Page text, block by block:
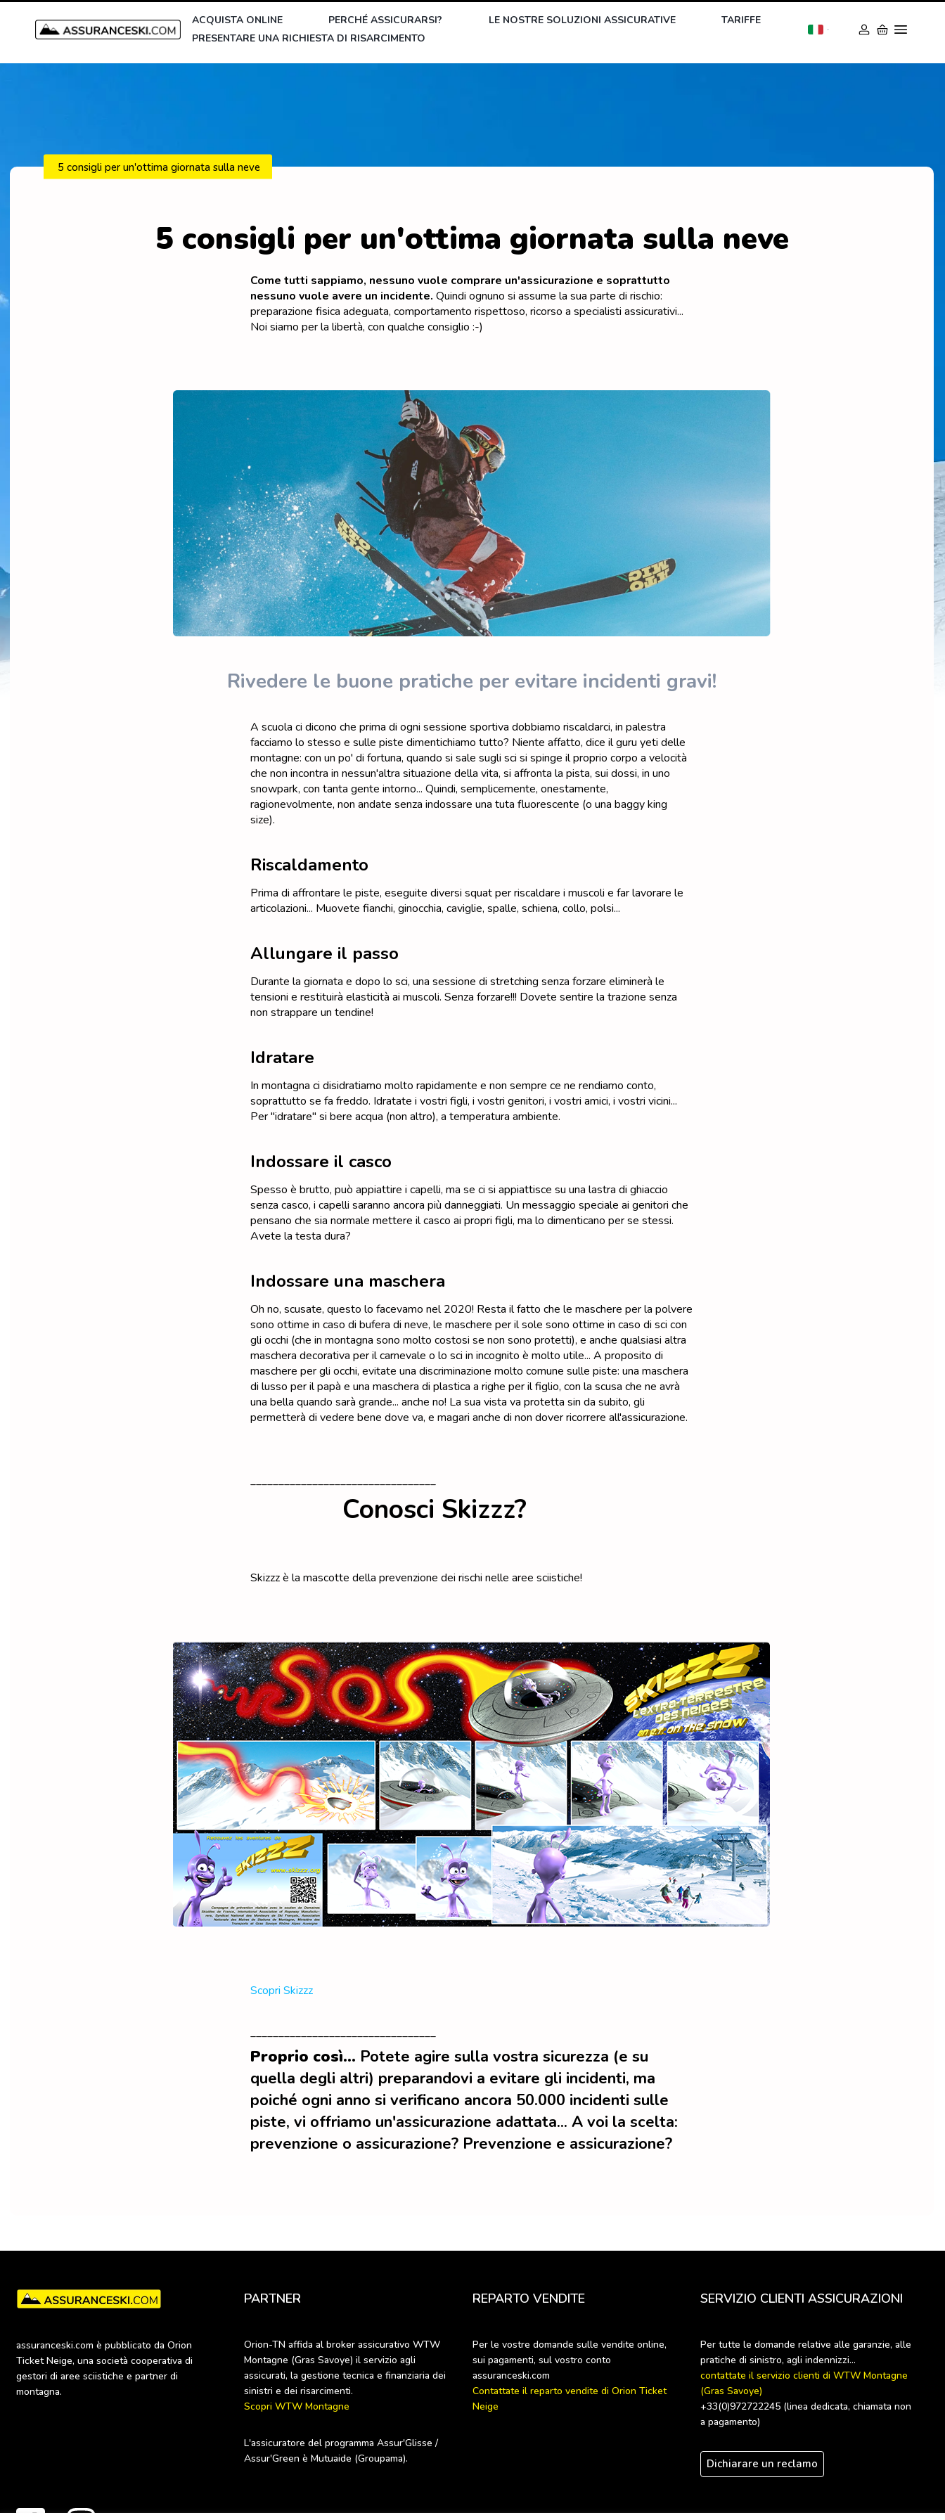
ACQUISTA ONLINE PERCHÉ ASSICURARSI? LE NOSTRE SOLUZIONI ASSICURATIVE
TARIFFE
PRESENTARE UNA RICHIESTA DI RISARCIMENTO
5 consigli per un'ottima giornata sulla neve
5 consigli per un'ottima giornata sulla neve
Come tutti sappiamo, nessuno vuole comprare un'assicurazione e soprattutto
nessuno vuole avere un incidente. Quindi ognuno si assume la sua parte di rischio:
preparazione fisica adeguata, comportamento rispettoso, ricorso a specialisti assicurativi...
Noi siamo per la libertà, con qualche consiglio :-)
Rivedere le buone pratiche per evitare incidenti gravi!
A scuola ci dicono che prima di ogni sessione sportiva dobbiamo riscaldarci, in palestra
facciamo lo stesso e sulle piste dimentichiamo tutto? Niente affatto, dice il guru yeti delle
montagne: con un po' di fortuna, quando si sale sugli sci si spinge il proprio corpo a velocità
che non incontra in nessun'altra situazione della vita, si affronta la pista, sui dossi, in uno
snowpark, con tanta gente intorno... Quindi, semplicemente, onestamente,
ragionevolmente, non andate senza indossare una tuta fluorescente (o una baggy king
size).
Riscaldamento
Prima di affrontare le piste, eseguite diversi squat per riscaldare i muscoli e far lavorare le
articolazioni... Muovete fianchi, ginocchia, caviglie, spalle, schiena, collo, polsi...
Allungare il passo
Durante la giornata e dopo lo sci, una sessione di stretching senza forzare eliminerà le
tensioni e restituirà elasticità ai muscoli. Senza forzare!!! Dovete sentire la trazione senza
non strappare un tendine!
Idratare
In montagna ci disidratiamo molto rapidamente e non sempre ce ne rendiamo conto,
soprattutto se fa freddo. Idratate i vostri figli, i vostri genitori, i vostri amici, i vostri vicini...
Per "idratare" si bere acqua (non altro), a temperatura ambiente.
Indossare il casco
Spesso è brutto, può appiattire i capelli, ma se ci si appiattisce su una lastra di ghiaccio
senza casco, i capelli saranno ancora più danneggiati. Un messaggio speciale ai genitori che
pensano che sia normale mettere il casco ai propri figli, ma lo dimenticano per se stessi.
Avete la testa dura?
Indossare una maschera
Oh no, scusate, questo lo facevamo nel 2020! Resta il fatto che le maschere per la polvere
sono ottime in caso di bufera di neve, le maschere per il sole sono ottime in caso di sci con
gli occhi (che in montagna sono molto costosi se non sono protetti), e anche qualsiasi altra
maschera decorativa per il carnevale o lo sci in incognito è molto utile... A proposito di
maschere per gli occhi, evitate una discriminazione molto comune sulle piste: una maschera
di lusso per il papà e una maschera di plastica a righe per il figlio, con la scusa che ne avrà
una bella quando sarà grande... anche no! La sua vista va protetta sin da subito, gli
permetterà di vedere bene dove va, e magari anche di non dover ricorrere all'assicurazione.
_________________________________
Conosci Skizzz?
Skizzz è la mascotte della prevenzione dei rischi nelle aree sciistiche!
Scopri Skizzz
_________________________________
Proprio così... Potete agire sulla vostra sicurezza (e su
quella degli altri) preparandovi a evitare gli incidenti, ma
poiché ogni anno si verificano ancora 50.000 incidenti sulle
piste, vi offriamo un'assicurazione adattata... A voi la scelta:
prevenzione o assicurazione? Prevenzione e assicurazione?
assuranceski.com è pubblicato da Orion
Ticket Neige, una società cooperativa di
gestori di aree sciistiche e partner di
montagna.
PARTNER
Orion-TN affida al broker assicurativo WTW
Montagne (Gras Savoye) il servizio agli
assicurati, la gestione tecnica e finanziaria dei
Scopri WTW Montagne
L'assicuratore del programma Assur'Glisse /
Assur'Green è Mutuaide (Groupama).
REPARTO VENDITE
Per le vostre domande sulle vendite online,
sui pagamenti, sul vostro conto
Contattate il reparto vendite di Orion Ticket
Neige
SERVIZIO CLIENTI ASSICURAZIONI
Per tutte le domande relative alle garanzie, alle
contattate il servizio clienti di WTW Montagne
(Gras Savoye)
+33(0)972722245 (linea dedicata, chiamata non
a pagamento)
Dichiarare un reclamo